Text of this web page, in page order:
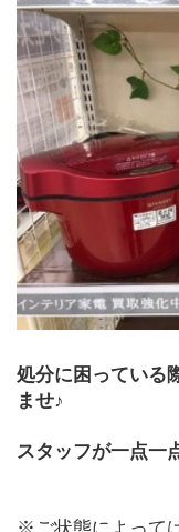
処分に困っている
ませ♪
スタッフが一点一